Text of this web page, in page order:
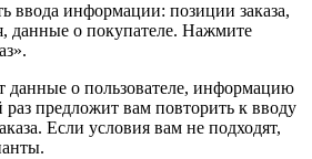
ввода информации: позиции заказа,
данные о покупателе. Нажмите
данные о пользователе, информацию
предложит вам повторить к вводу
Если условия вам не подходят,